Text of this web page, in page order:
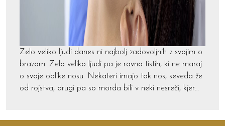
Zelo veliko ljudi danes ni najbolj zadovoljnih z svojim o
brazom. Zelo veliko ljudi pa je ravno tistih, ki ne maraj
o svoje oblike nosu. Nekateri imajo tak nos, seveda že
od rojstva, drugi pa so morda bili v neki nesreči, kjer…